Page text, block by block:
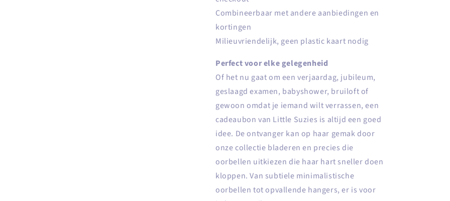
Combineerbaar met andere aanbiedingen en
kortingen
Milieuvriendelijk, geen plastic kaart nodig
Perfect voor elke gelegenheid
Of het nu gaat om een verjaardag, jubileum,
geslaagd examen, babyshower, bruiloft of
gewoon omdat je iemand wilt verrassen, een
cadeaubon van Little Suzies is altijd een goed
idee. De ontvanger kan op haar gemak door
onze collectie bladeren en precies die
oorbellen uitkiezen die haar hart sneller doen
kloppen. Van subtiele minimalistische
oorbellen tot opvallende hangers, er is voor